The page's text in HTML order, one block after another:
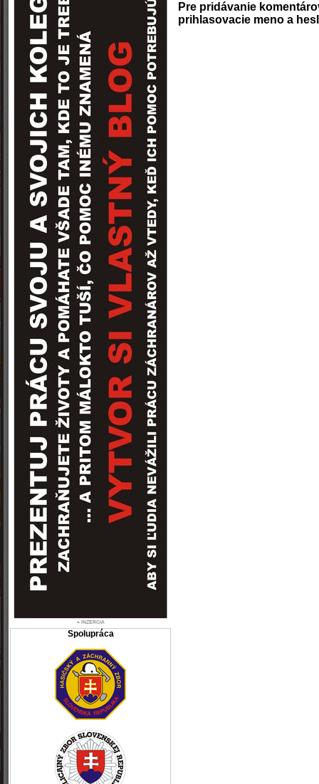
Spolupráca
Pre pridávanie
prihlasovacie meno a